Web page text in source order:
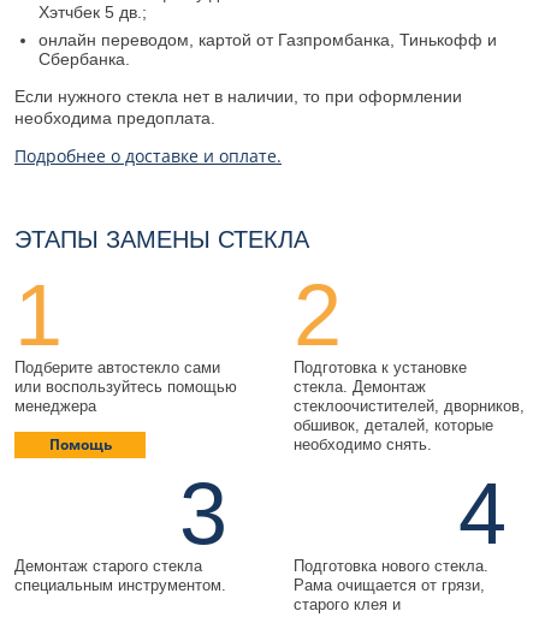
Хэтчбек 5 дв.;
онлайн переводом, картой от Газпромбанка, Тинькофф и
Сбербанка.
Если нужного стекла нет в наличии, то при оформлении
необходима предоплата.
Подробнее о доставке и оплате.
ЭТАПЫ ЗАМЕНЫ СТЕКЛА
1
Подберите автостекло сами
или воспользуйтесь помощью
менеджера
Помощь
2
Подготовка к установке
стекла. Демонтаж
стеклоочистителей, дворников,
обшивок, деталей, которые
необходимо снять.
3
Демонтаж старого стекла
специальным инструментом.
4
Подготовка нового стекла.
Рама очищается от грязи,
старого клея и